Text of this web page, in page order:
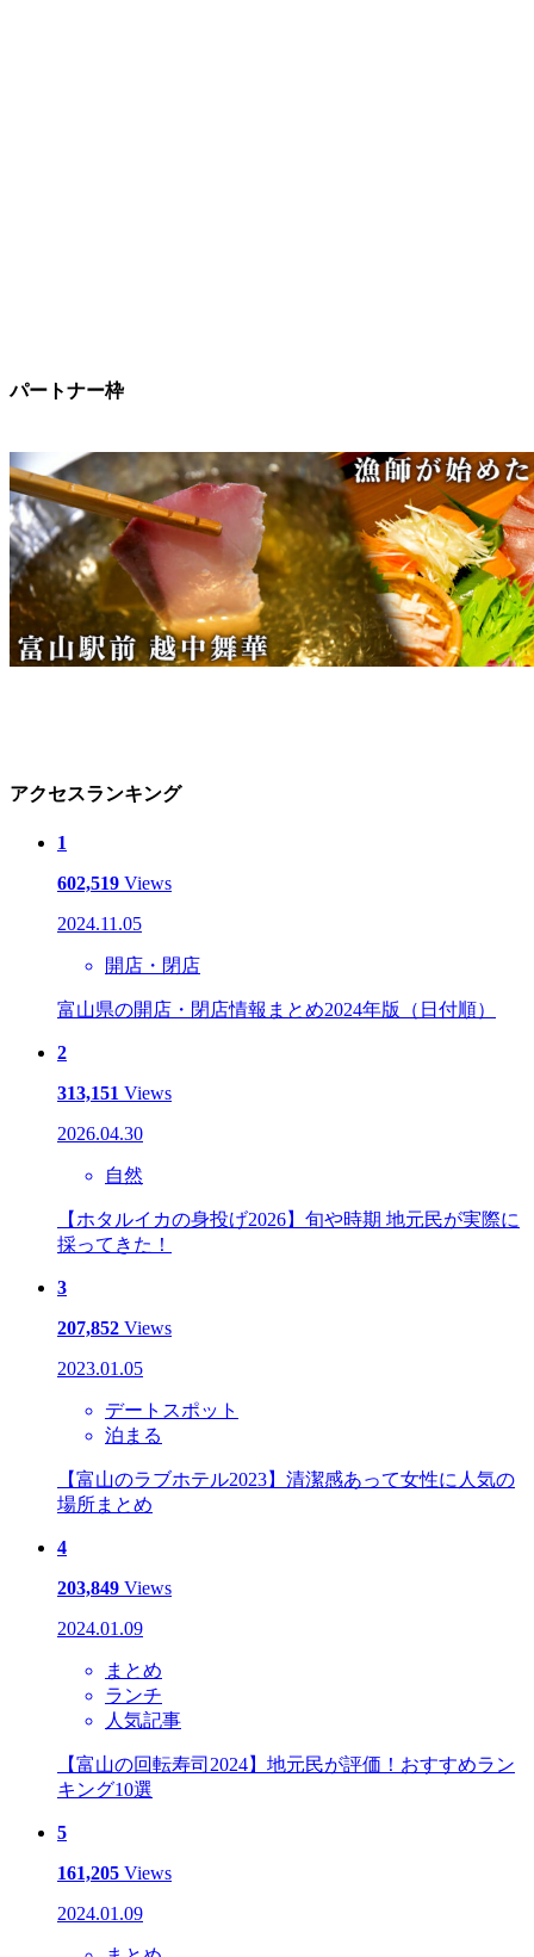
パートナー枠
アクセスランキング
1
602,519 Views
2024.11.05
開店・閉店
富山県の開店・閉店情報まとめ2024年版（日付順）
2
313,151 Views
2026.04.30
自然
【ホタルイカの身投げ2026】旬や時期 地元民が実際に
採ってきた！
3
207,852 Views
2023.01.05
デートスポット
泊まる
【富山のラブホテル2023】清潔感あって女性に人気の
場所まとめ
4
203,849 Views
2024.01.09
まとめ
ランチ
人気記事
【富山の回転寿司2024】地元民が評価！おすすめラン
キング10選
5
161,205 Views
2024.01.09